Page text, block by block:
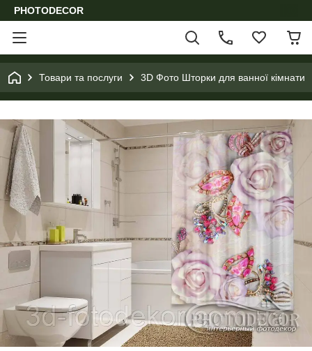
PHOTODECOR
Товари та послуги 3D Фото Шторки для ванної кімнати